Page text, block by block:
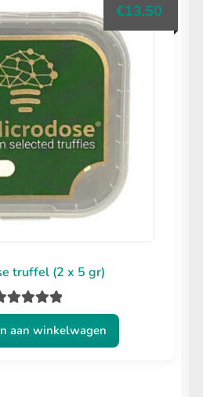
truffel (2 x 5 gr)
5.00uit 5
€13.50
aan winkelwagen